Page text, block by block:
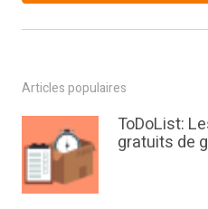
Articles populaires
ToDoList:
gratuits de